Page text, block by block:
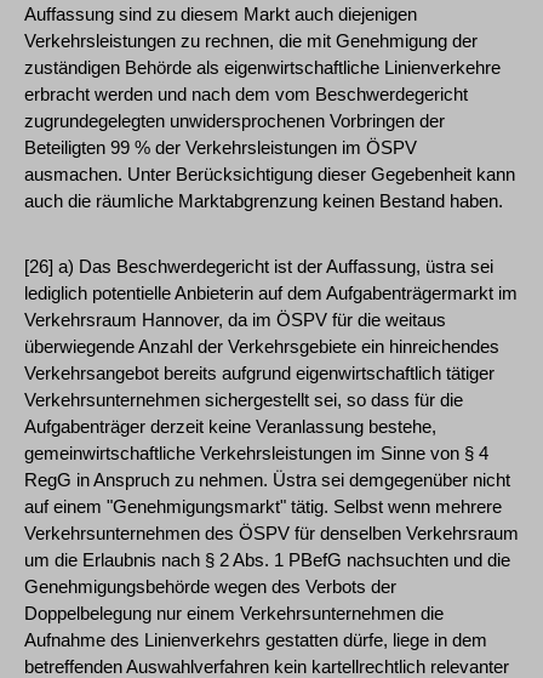
Auffassung sind zu diesem Markt auch diejenigen
Verkehrsleistungen zu rechnen, die mit Genehmigung der
zuständigen Behörde als eigenwirtschaftliche Linienverkehre
erbracht werden und nach dem vom Beschwerdegericht
zugrundegelegten unwidersprochenen Vorbringen der
Beteiligten 99 % der Verkehrsleistungen im ÖSPV
ausmachen. Unter Berücksichtigung dieser Gegebenheit kann
auch die räumliche Marktabgrenzung keinen Bestand haben.
[26] a) Das Beschwerdegericht ist der Auffassung, üstra sei
lediglich potentielle Anbieterin auf dem Aufgabenträgermarkt im
Verkehrsraum Hannover, da im ÖSPV für die weitaus
überwiegende Anzahl der Verkehrsgebiete ein hinreichendes
Verkehrsangebot bereits aufgrund eigenwirtschaftlich tätiger
Verkehrsunternehmen sichergestellt sei, so dass für die
Aufgabenträger derzeit keine Veranlassung bestehe,
gemeinwirtschaftliche Verkehrsleistungen im Sinne von § 4
RegG in Anspruch zu nehmen. Üstra sei demgegenüber nicht
auf einem "Genehmigungsmarkt" tätig. Selbst wenn mehrere
Verkehrsunternehmen des ÖSPV für denselben Verkehrsraum
um die Erlaubnis nach § 2 Abs. 1 PBefG nachsuchten und die
Genehmigungsbehörde wegen des Verbots der
Doppelbelegung nur einem Verkehrsunternehmen die
Aufnahme des Linienverkehrs gestatten dürfe, liege in dem
betreffenden Auswahlverfahren kein kartellrechtlich relevanter